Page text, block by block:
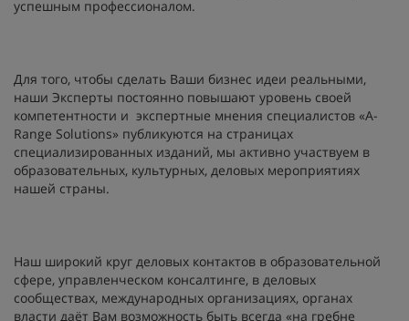
успешным профессионалом.
Для того, чтобы сделать Ваши бизнес идеи реальными,
наши Эксперты постоянно повышают уровень своей
компетентности и экспертные мнения специалистов «A-
Range Solutions» публикуются на страницах
специализированных изданий, мы активно участвуем в
образовательных, культурных, деловых мероприятиях
нашей страны.
Наш широкий круг деловых контактов в образовательной
сфере, управленческом консалтинге, в деловых
сообществах, международных организациях, органах
власти даёт Вам возможность быть всегда «на гребне